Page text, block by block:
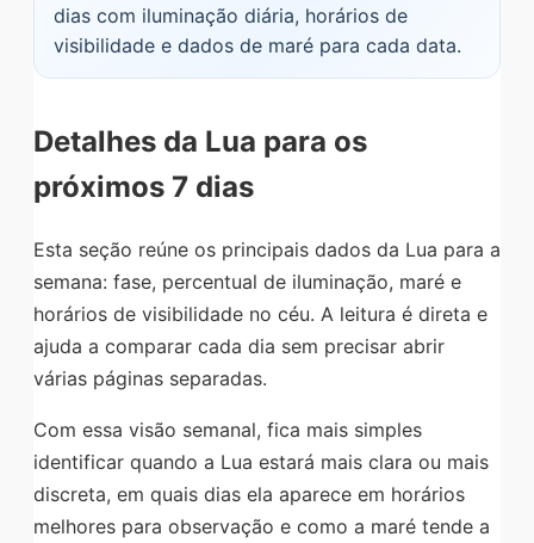
dias com iluminação diária, horários de
visibilidade e dados de maré para cada data.
Detalhes da Lua para os
próximos 7 dias
Esta seção reúne os principais dados da Lua para a
semana: fase, percentual de iluminação, maré e
horários de visibilidade no céu. A leitura é direta e
ajuda a comparar cada dia sem precisar abrir
várias páginas separadas.
Com essa visão semanal, fica mais simples
identificar quando a Lua estará mais clara ou mais
discreta, em quais dias ela aparece em horários
melhores para observação e como a maré tende a